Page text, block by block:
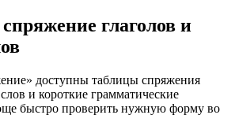
глаголов и
доступны таблицы спряжения
и короткие грамматические
быстро проверить нужную форму во